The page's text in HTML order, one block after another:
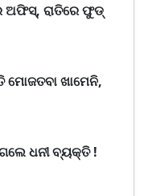
ଅଫିସ୍, ରାତିରେ ଫୁଡ୍
ଖାମେନି,
ଧନୀ ବ୍ୟକ୍ତି !